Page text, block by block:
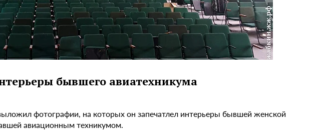
бывшего авиатехникума
фотографии, на которых он запечатлел интерьеры бывшей женской
авиационным техникумом.